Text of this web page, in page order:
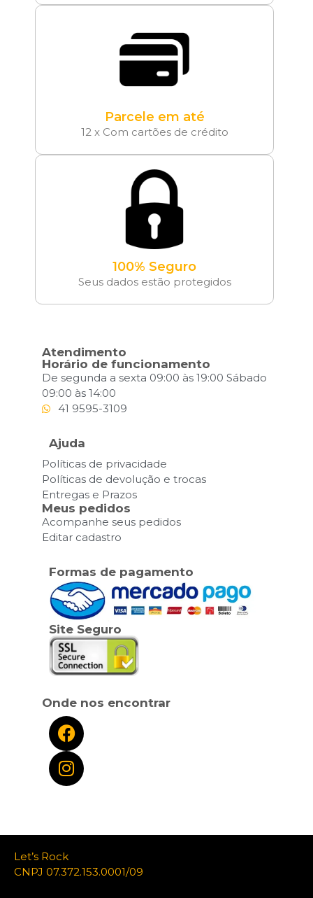
Parcele em até
12 x Com cartões de crédito
100% Seguro
Seus dados estão protegidos
Atendimento
Horário de funcionamento
De segunda a sexta 09:00 às 19:00 Sábado
09:00 às 14:00
41 9595-3109
Ajuda
Políticas de privacidade
Políticas de devolução e trocas
Entregas e Prazos
Meus pedidos
Acompanhe seus pedidos
Editar cadastro
Formas de pagamento
Site Seguro
Onde nos encontrar
Let’s Rock
CNPJ 07.372.153.0001/09